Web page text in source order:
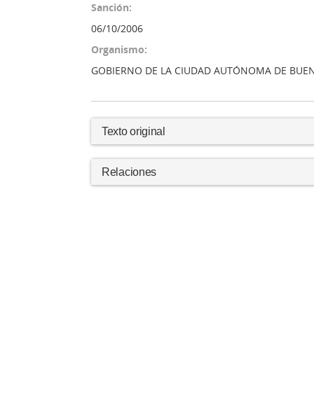
Sanción:
06/10/2006
Organismo:
GOBIERNO DE LA CIUDAD AUTÓNOMA DE
Texto original
Relaciones